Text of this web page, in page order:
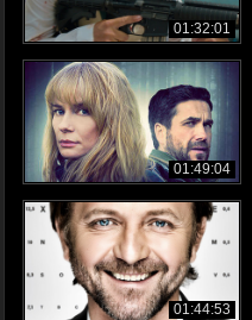
01:32:01
01:49:04
01:44:53